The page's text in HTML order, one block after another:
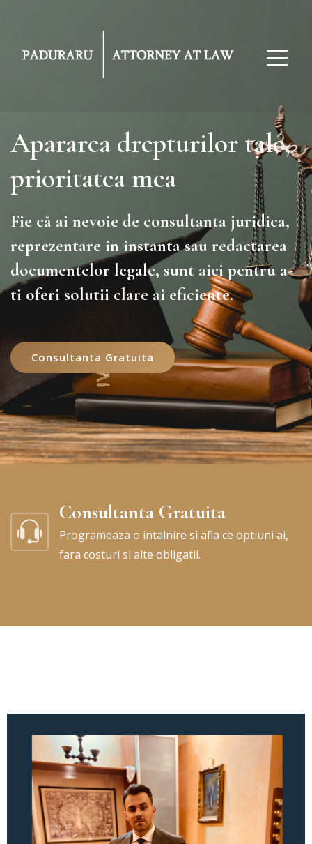
Apararea drepturilor tale,
prioritatea mea
Fie că ai nevoie de consultanta juridica,
reprezentare in instanta sau redactarea
documentelor legale, sunt aici pentru a-
ti oferi solutii clare ai eficiente.
Consultanta Gratuita
Consultanta Gratuita
Programeaza o intalnire si afla ce optiuni ai,
fara costuri si alte obligatii.